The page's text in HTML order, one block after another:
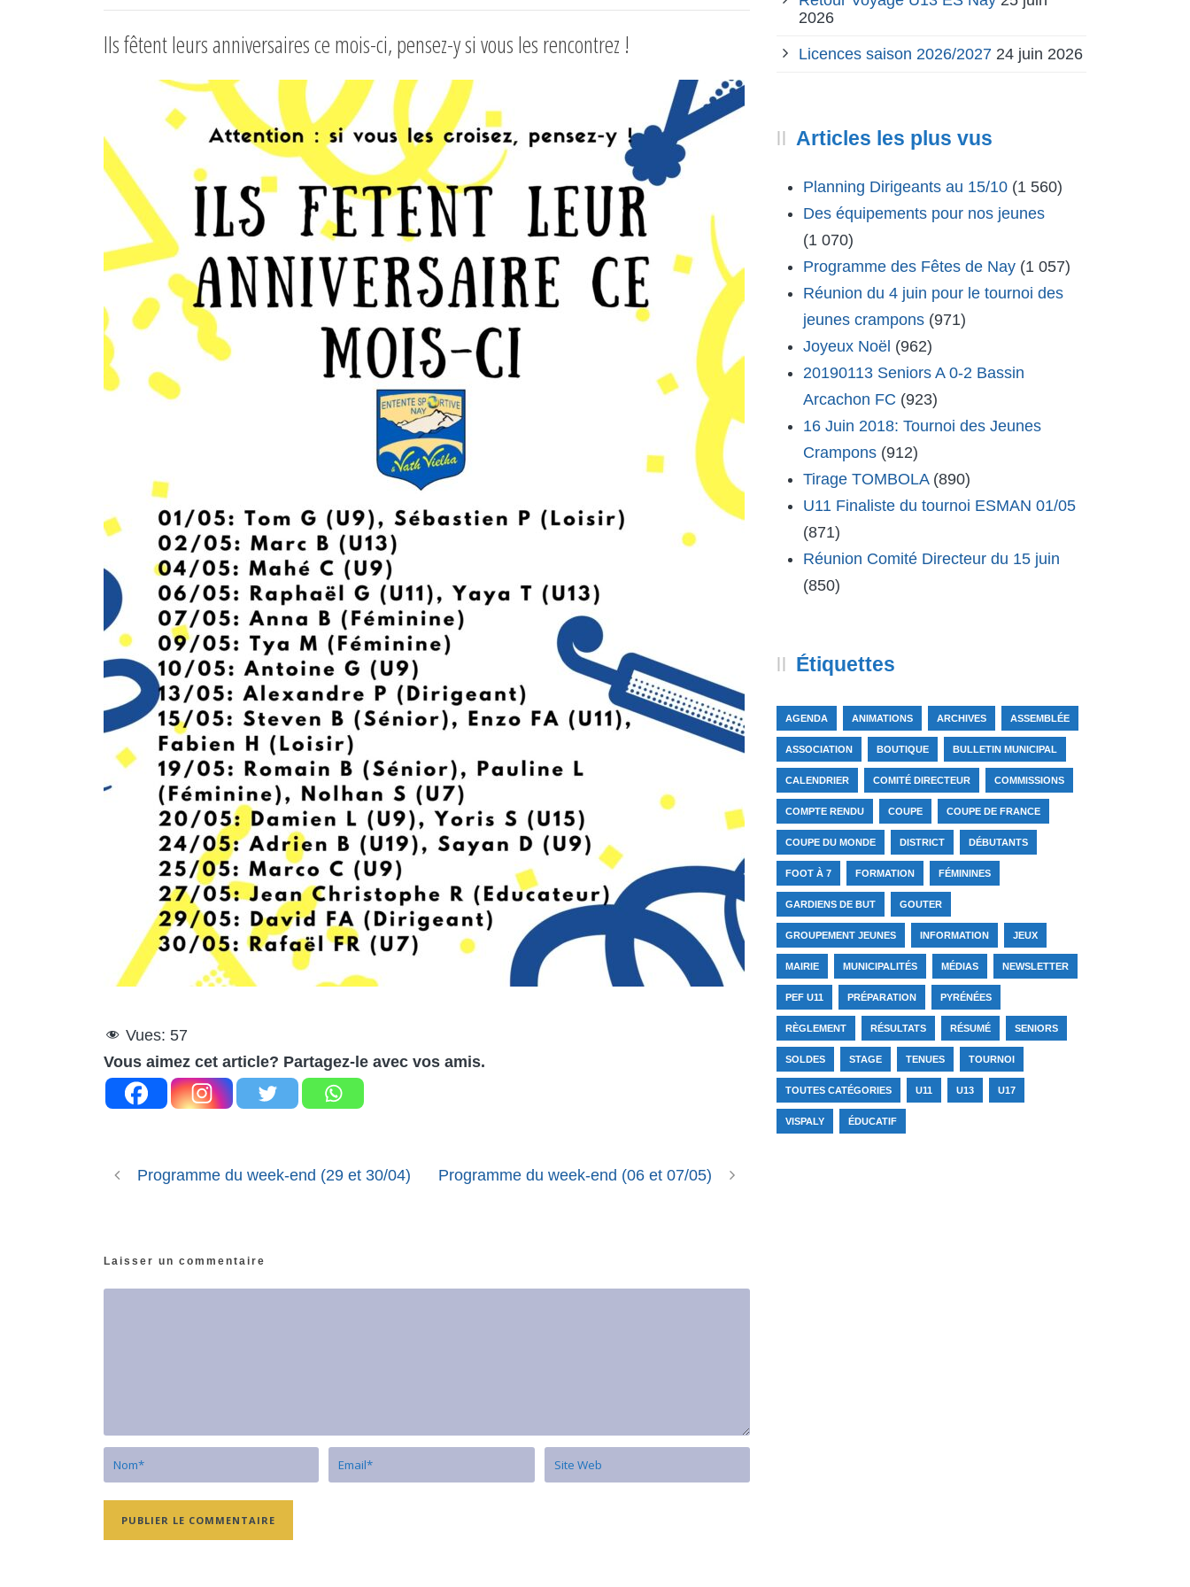
Ils fêtent leurs anniversaires ce mois-ci, pensez-y si vous les rencontrez !
Vues: 57
Vous aimez cet article? Partagez-le avec vos amis.
Programme du week-end (29 et 30/04) Programme du week-end (06 et 07/05)
Laisser un commentaire
2026
Licences saison 2026/2027 24 juin 2026
Articles les plus vus
Planning Dirigeants au 15/10 (1 560)
Des équipements pour nos jeunes
(1 070)
Programme des Fêtes de Nay (1 057)
Réunion du 4 juin pour le tournoi des
jeunes crampons (971)
Joyeux Noël (962)
20190113 Seniors A 0-2 Bassin
Arcachon FC (923)
16 Juin 2018: Tournoi des Jeunes
Crampons (912)
Tirage TOMBOLA (890)
U11 Finaliste du tournoi ESMAN 01/05
(871)
Réunion Comité Directeur du 15 juin
(850)
Étiquettes
AGENDA ANIMATIONS ARCHIVES ASSEMBLÉE
ASSOCIATION BOUTIQUE BULLETIN MUNICIPAL
CALENDRIER COMITÉ DIRECTEUR COMMISSIONS
COMPTE RENDU COUPE COUPE DE FRANCE
COUPE DU MONDE DISTRICT DÉBUTANTS
FOOT À 7 FORMATION FÉMININES
GARDIENS DE BUT GOUTER
GROUPEMENT JEUNES INFORMATION JEUX
MAIRIE MUNICIPALITÉS MÉDIAS NEWSLETTER
PEF U11 PRÉPARATION PYRÉNÉES
RÈGLEMENT RÉSULTATS RÉSUMÉ SENIORS
SOLDES STAGE TENUES TOURNOI
TOUTES CATÉGORIES U11 U13 U17
VISPALY ÉDUCATIF